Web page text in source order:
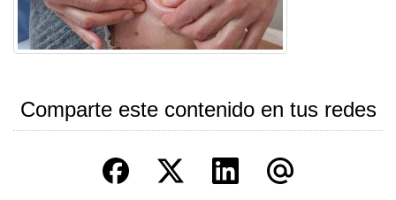
Comparte este contenido en tus redes